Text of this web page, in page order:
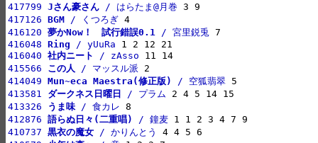
417799 Jさん豪さん / はらたま@月巻
417126 BGM / くつろぎ
416120 夢かNow！　試行錯誤0.1 / 宮里鋭兎
416048 Ring / yUuRa
416040 社内ニート / zAsso
415566 この人 / マッスル派
414049 Mun~eca Maestra(修正版) / 空狐翡翠
413581 ダークネス日曜日 / プラム
413326
うま味 / 食カレ
412876 語らぬ日々(二重唱) / 鐘麦
410737 黒衣の魔女 / かりんとう